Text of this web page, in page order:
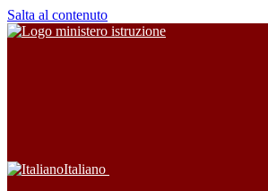
Salta al contenuto
Italiano